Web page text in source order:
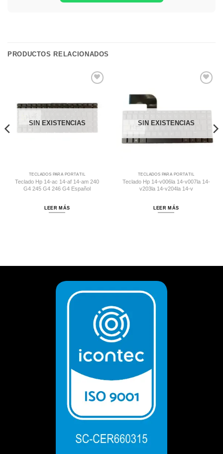
PRODUCTOS RELACIONADOS
SIN EXISTENCIAS
TECLADOS PARA PORTÁTIL
Teclado Hp 14-ac 14-af 14-am 240
G4 245 G4 246 G4 Español
LEER MÁS
SIN EXISTENCIAS
TECLADOS PARA PORTÁTIL
Teclado Hp 14-v006la 14-v007la 14-
v203la 14-v204la 14-v
LEER MÁS